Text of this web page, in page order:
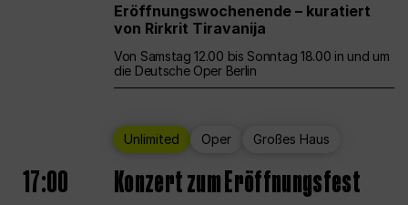
Eröffnungswochenende – kuratiert
von Rirkrit Tiravanija
Von Samstag 12.00 bis Sonntag 18.00 in und um
die Deutsche Oper Berlin
Unlimited Oper Großes Haus
17:00 Konzert zum Eröffnungsfest